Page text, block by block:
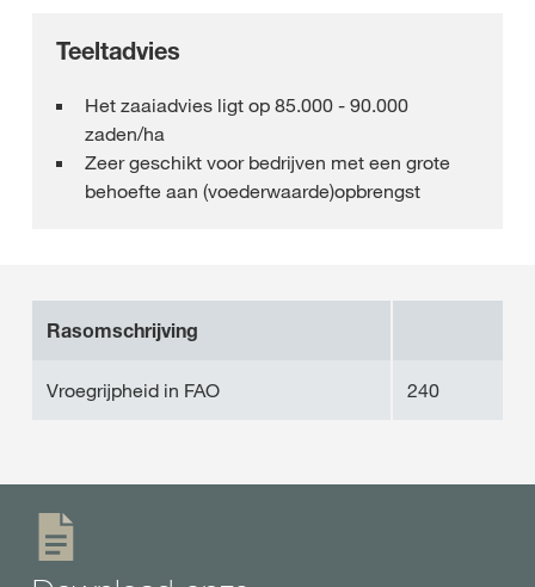
Teeltadvies
Het zaaiadvies ligt op 85.000 - 90.000
zaden/ha
Zeer geschikt voor bedrijven met een grote
behoefte aan (voederwaarde)opbrengst
Rasomschrijving
Vroegrijpheid in FAO 240